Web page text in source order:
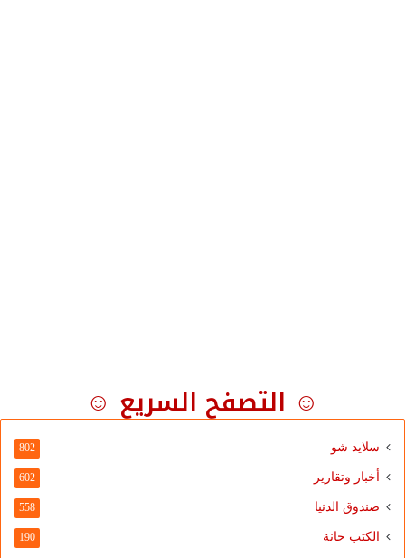
☺ التصفح السريع ☺
سلايد شو 802
أخبار وتقارير 602
صندوق الدنيا 558
الكتب خانة 190